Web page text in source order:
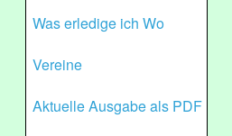
Was erledige ich Wo
Vereine
Aktuelle Ausgabe als PDF